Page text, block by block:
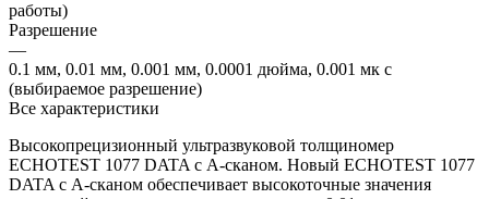
работы)
Разрешение
—
0.1 мм, 0.01 мм, 0.001 мм, 0.0001 дюйма, 0.001 мк с
(выбираемое разрешение)
Все характеристики
Высокопрецизионный ультразвуковой толщиномер
ECHOTEST 1077 DATA с A-сканом. Новый ECHOTEST 1077
DATA с A-сканом обеспечивает высокоточные значения